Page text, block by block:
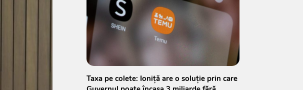
Taxa pe colete: Ioniță are o soluție prin care